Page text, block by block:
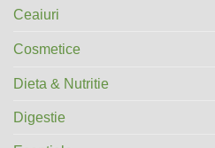
Ceaiuri
Cosmetice
Dieta & Nutritie
Digestie